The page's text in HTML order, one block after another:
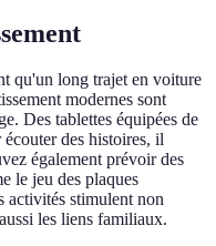
qu'un long trajet en voiture
modernes sont
Des tablettes équipées de
des histoires, il
également prévoir des
le jeu des plaques
activités stimulent non
les liens familiaux.